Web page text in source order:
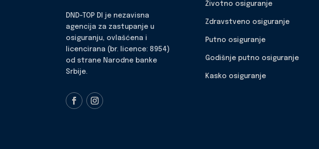
DND-TOP DI je nezavisna
agencija za zastupanje u
osiguranju, ovlašćena i
licencirana (br. licence: 8954)
od strane Narodne banke
Srbije.
Životno osiguranje
Zdravstveno osiguranje
Putno osiguranje
Godišnje putno osiguranje
Kasko osiguranje